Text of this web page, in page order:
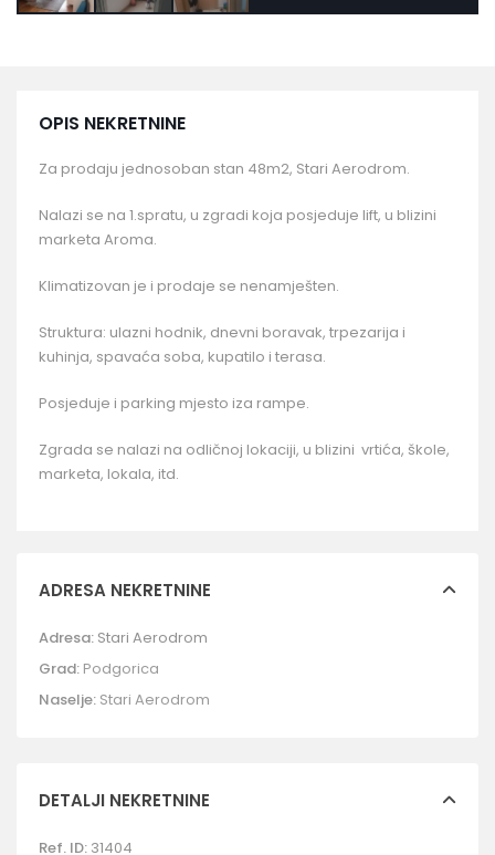
OPIS NEKRETNINE
Za prodaju jednosoban stan 48m2, Stari Aerodrom.
Nalazi se na 1.spratu, u zgradi koja posjeduje lift, u blizini
marketa Aroma.
Klimatizovan je i prodaje se nenamješten.
Struktura: ulazni hodnik, dnevni boravak, trpezarija i
kuhinja, spavaća soba, kupatilo i terasa.
Posjeduje i parking mjesto iza rampe.
Zgrada se nalazi na odličnoj lokaciji, u blizini vrtića, škole,
marketa, lokala, itd.
ADRESA NEKRETNINE
Adresa: Stari Aerodrom
Grad: Podgorica
Naselje: Stari Aerodrom
DETALJI NEKRETNINE
Ref. ID: 31404